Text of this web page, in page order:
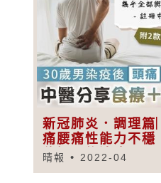
新冠肺炎．調理篇
痛腰痛性能力不穩
位調理後遺症
晴報 2022-04